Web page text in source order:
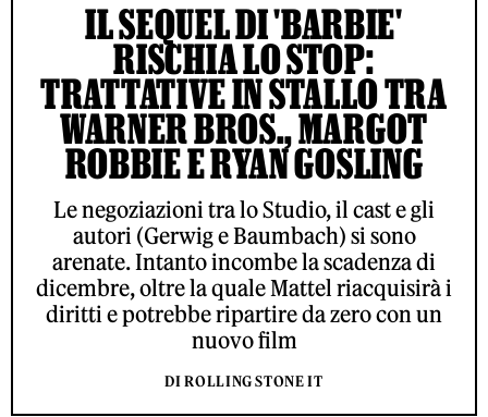
IL SEQUEL DI 'BARBIE'
RISCHIA LO STOP:
TRATTATIVE IN STALLO TRA
WARNER BROS., MARGOT
ROBBIE E RYAN GOSLING
Le negoziazioni tra lo Studio, il cast e gli
autori (Gerwig e Baumbach) si sono
arenate. Intanto incombe la scadenza di
dicembre, oltre la quale Mattel riacquisirà i
diritti e potrebbe ripartire da zero con un
nuovo film
DI ROLLING STONE IT